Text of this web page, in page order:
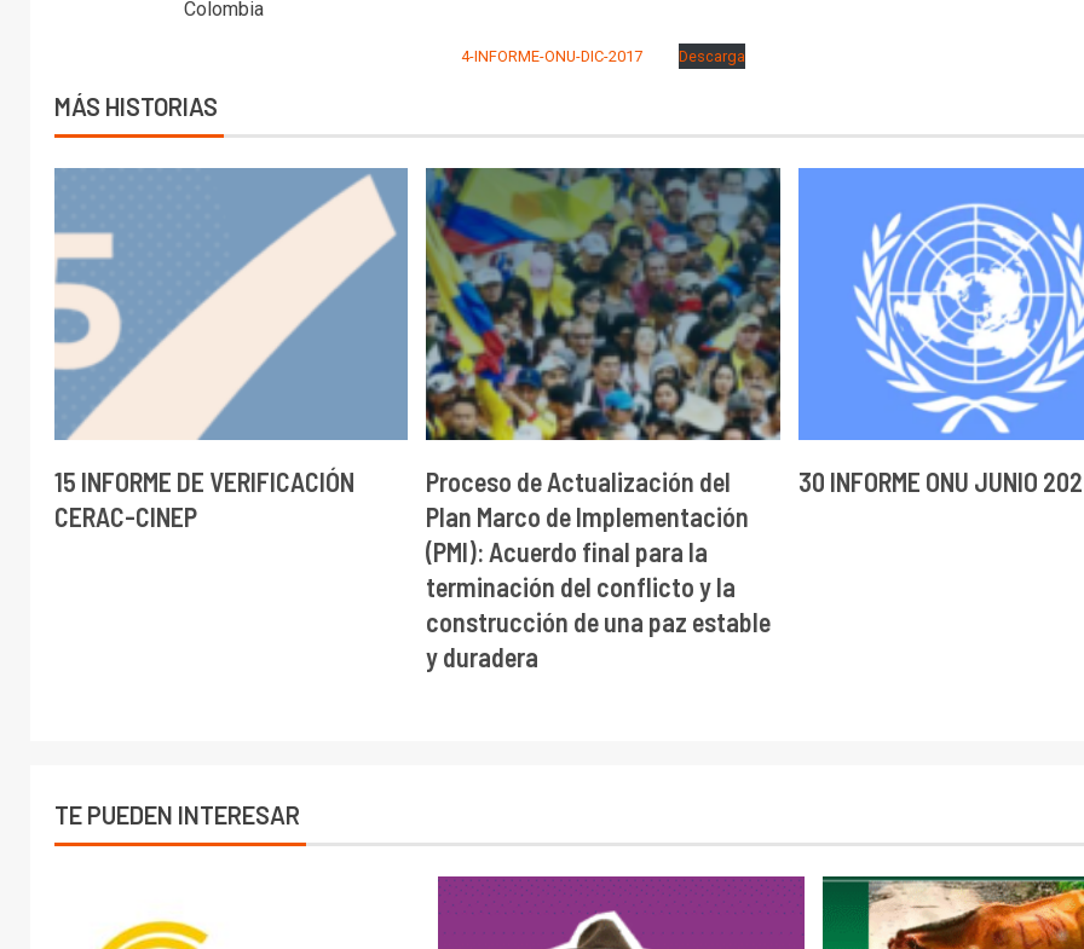
Colombia
4-INFORME-ONU-DIC-2017 Descarga
MÁS HISTORIAS
15 INFORME DE VERIFICACIÓN
CERAC-CINEP
Proceso de Actualización del
Plan Marco de Implementación
(PMI): Acuerdo final para la
terminación del conflicto y la
construcción de una paz estable
y duradera
30 INFORME ONU JUNIO
TE PUEDEN INTERESAR